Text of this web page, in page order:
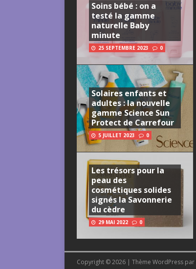
Soins bébé : on a
testé la gamme
naturelle Baby
minute
25 SEPTEMBRE 2023 0
Solaires enfants et
adultes : la nouvelle
gamme Science Sun
Protect de Carrefour
5 JUILLET 2023 0
Les trésors pour la
peau des
cosmétiques solides
signés la Savonnerie
du cèdre
29 MAI 2022 0
Copyright © 2026 | Thème WordPress par